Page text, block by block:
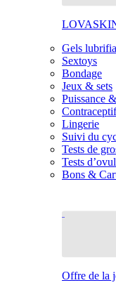
Gels
Sextoys
Bondage
Jeux & sets
Puissance
Lingerie
Suivi du
Tests de
Tests
Bons &
Offre de la